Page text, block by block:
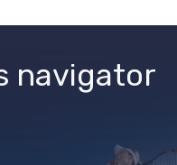
navigator